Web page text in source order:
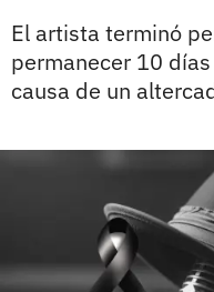
El artista terminó
permanecer 10
causa de un